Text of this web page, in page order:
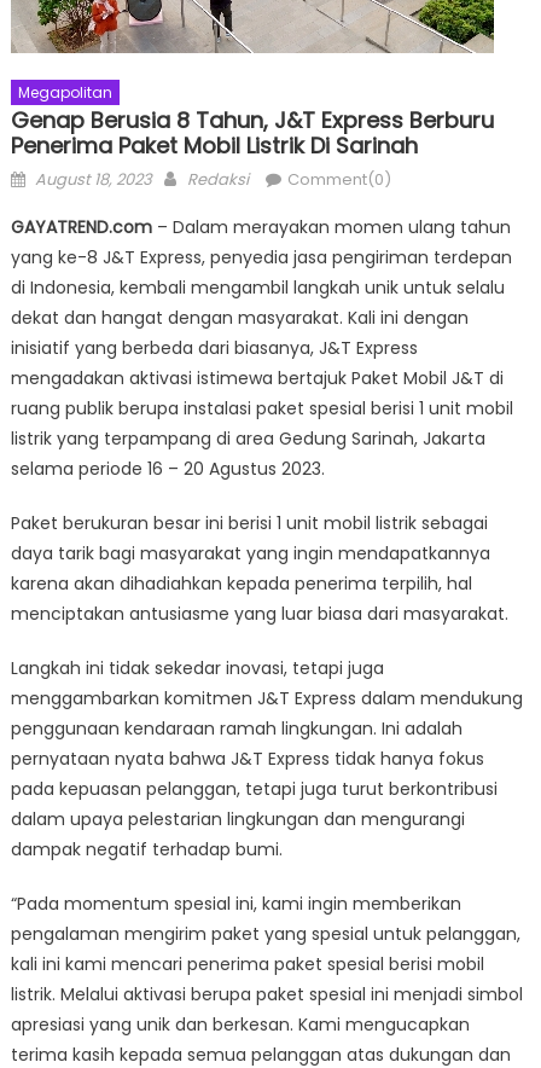
Megapolitan
Genap Berusia 8 Tahun, J&T Express Berburu
Penerima Paket Mobil Listrik Di Sarinah
Posted
August 18, 2023 Author
Redaksi Comment(0)
GAYATREND.com– Dalam merayakan momen ulang tahun
yang ke-8 J&T Express, penyedia jasa pengiriman terdepan
di Indonesia, kembali mengambil langkah unik untuk selalu
dekat dan hangat dengan masyarakat. Kali ini dengan
inisiatif yang berbeda dari biasanya, J&T Express
mengadakan aktivasi istimewa bertajuk Paket Mobil J&T di
ruang publik berupa instalasi paket spesial berisi 1 unit mobil
listrik yang terpampang di area Gedung Sarinah, Jakarta
selama periode 16 – 20 Agustus 2023.
Paket berukuran besar ini berisi 1 unit mobil listrik sebagai
daya tarik bagi masyarakat yang ingin mendapatkannya
karena akan dihadiahkan kepada penerima terpilih, hal
menciptakan antusiasme yang luar biasa dari masyarakat.
Langkah ini tidak sekedar inovasi, tetapi juga
menggambarkan komitmen J&T Express dalam mendukung
penggunaan kendaraan ramah lingkungan. Ini adalah
pernyataan nyata bahwa J&T Express tidak hanya fokus
pada kepuasan pelanggan, tetapi juga turut berkontribusi
dalam upaya pelestarian lingkungan dan mengurangi
dampak negatif terhadap bumi.
“Pada momentum spesial ini, kami ingin memberikan
pengalaman mengirim paket yang spesial untuk pelanggan,
kali ini kami mencari penerima paket spesial berisi mobil
listrik. Melalui aktivasi berupa paket spesial ini menjadi simbol
apresiasi yang unik dan berkesan. Kami mengucapkan
terima kasih kepada semua pelanggan atas dukungan dan